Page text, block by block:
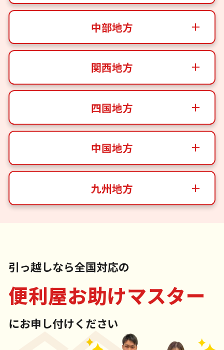
中部地方
関西地方
四国地方
中国地方
九州地方
引っ越しなら全国対応の
便利屋お助けマスター
にお申し付けください